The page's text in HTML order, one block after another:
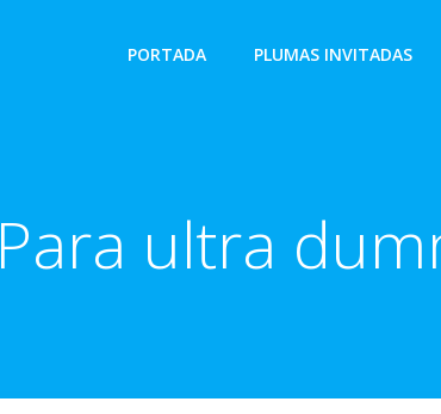
PORTADA PLUMAS INVITADAS
Para ultra